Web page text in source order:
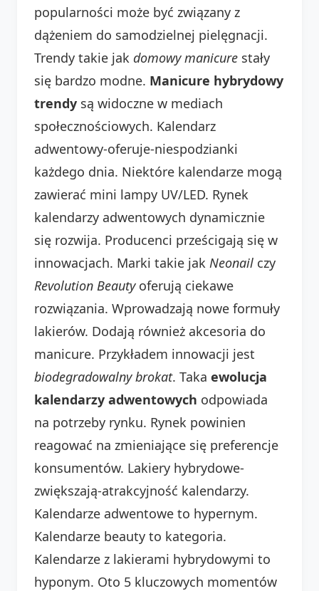
popularności może być związany z
dążeniem do samodzielnej pielęgnacji.
Trendy takie jak domowy manicure stały
się bardzo modne. Manicure hybrydowy
trendy są widoczne w mediach
społecznościowych. Kalendarz
adwentowy-oferuje-niespodzianki
każdego dnia. Niektóre kalendarze mogą
zawierać mini lampy UV/LED. Rynek
kalendarzy adwentowych dynamicznie
się rozwija. Producenci prześcigają się w
innowacjach. Marki takie jak Neonail czy
Revolution Beautyoferują ciekawe
rozwiązania. Wprowadzają nowe formuły
lakierów. Dodają również akcesoria do
manicure. Przykładem innowacji jest
biodegradowalny brokat. Taka ewolucja
kalendarzy adwentowych odpowiada
na potrzeby rynku. Rynek powinien
reagować na zmieniające się preferencje
konsumentów. Lakiery hybrydowe-
zwiększają-atrakcyjność kalendarzy.
Kalendarze adwentowe to hypernym.
Kalendarze beauty to kategoria.
Kalendarze z lakierami hybrydowymi to
hyponym. Oto 5 kluczowych momentów